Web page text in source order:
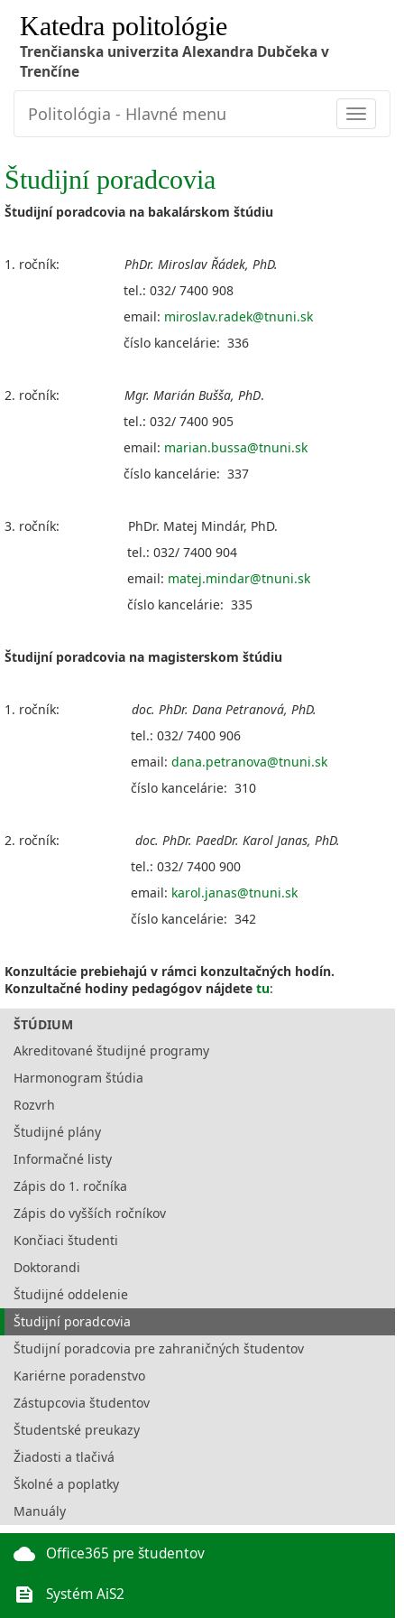
Katedra politológie
Trenčianska univerzita Alexandra Dubčeka v
Trenčíne
Toggle
Politológia - Hlavné menu
Študijní poradcovia
Študijní poradcovia na bakalárskom štúdiu
1. ročník: PhDr. Miroslav Řádek, PhD.
tel.: 032/ 7400 908
email: miroslav.radek@tnuni.sk
číslo kancelárie: 336
2. ročník: Mgr. Marián Bušša, PhD.
tel.: 032/ 7400 905
email: marian.bussa@tnuni.sk
číslo kancelárie: 337
3. ročník: PhDr. Matej Mindár, PhD.
tel.: 032/ 7400 904
email: matej.mindar@tnuni.sk
číslo kancelárie: 335
Študijní poradcovia na magisterskom štúdiu
1. ročník:
doc. PhDr. Dana Petranová, PhD.
tel.: 032/ 7400 906
email: dana.petranova@tnuni.sk
číslo kancelárie: 310
2. ročník:
doc. PhDr. PaedDr. Karol Janas, PhD.
tel.: 032/ 7400 900
email: karol.janas@tnuni.sk
číslo kancelárie: 342
Konzultácie prebiehajú v rámci konzultačných hodín.
Konzultačné hodiny pedagógov nájdete tu:
ŠTÚDIUM
Akreditované študijné programy
Harmonogram štúdia
Rozvrh
Študijné plány
Informačné listy
Zápis do 1. ročníka
Zápis do vyšších ročníkov
Končiaci študenti
Doktorandi
Študijné oddelenie
Študijní poradcovia
Študijní poradcovia pre zahraničných študentov
Kariérne poradenstvo
Zástupcovia študentov
Študentské preukazy
Žiadosti a tlačivá
Školné a poplatky
Manuály
cloud Office365 pre študentov
feed Systém AiS2